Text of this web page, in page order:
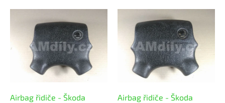
V
Airbag řidiče - Škoda
Airbag řidiče - Škoda